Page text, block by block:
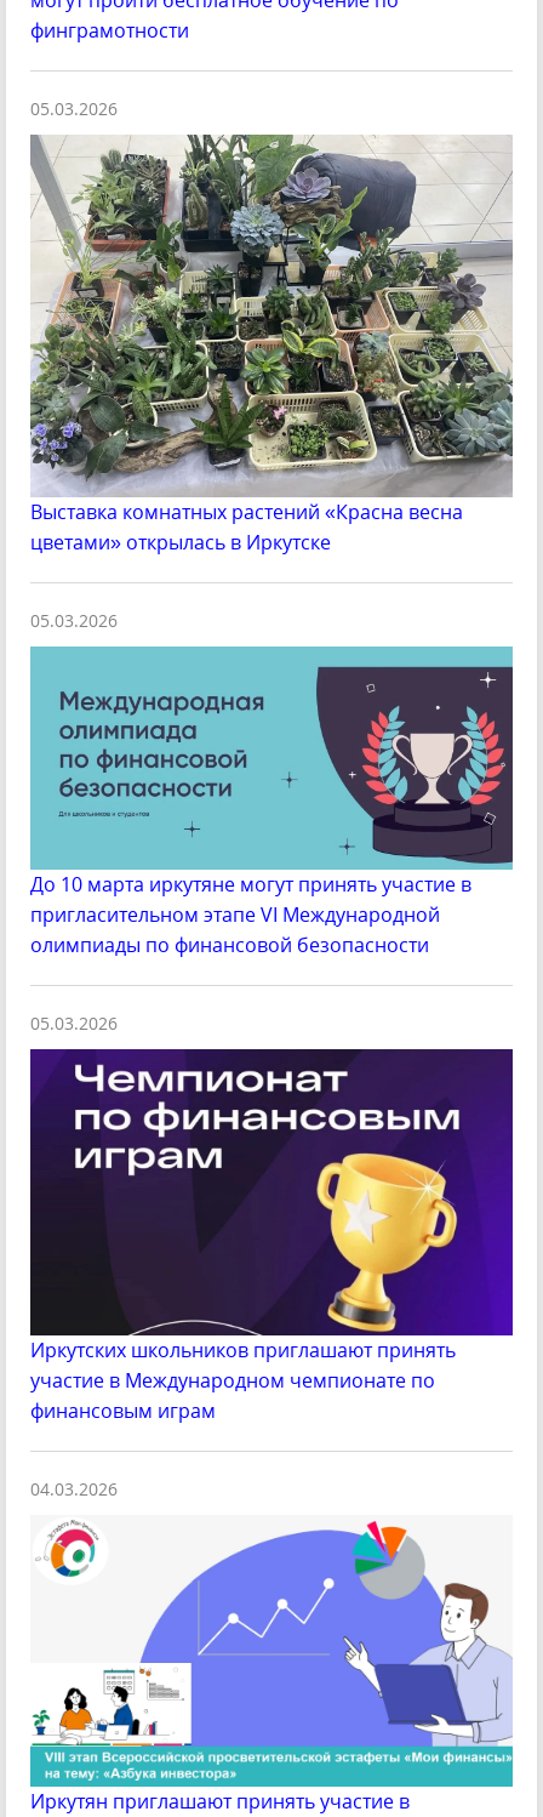
финграмотности
05.03.2026
Выставка комнатных растений «Красна весна
цветами» открылась в Иркутске
05.03.2026
До 10 марта иркутяне могут принять участие в
пригласительном этапе VI Международной
олимпиады по финансовой безопасности
05.03.2026
Иркутских школьников приглашают принять
участие в Международном чемпионате по
финансовым играм
04.03.2026
Иркутян приглашают принять участие в